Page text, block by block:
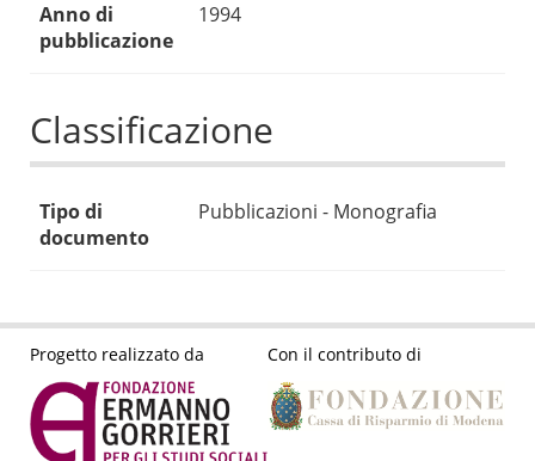
Anno di
pubblicazione
1994
Classificazione
Tipo di
documento
Pubblicazioni - Monografia
Progetto realizzato da Con il contributo di